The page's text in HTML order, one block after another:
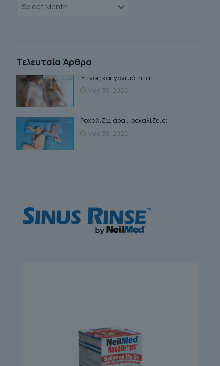
Τελευταία Άρθρα
Ύπνος και γονιμότητα
May 30, 2025
Ροχαλίζω, άρα… ροχαλίζεις;
May 30, 2025